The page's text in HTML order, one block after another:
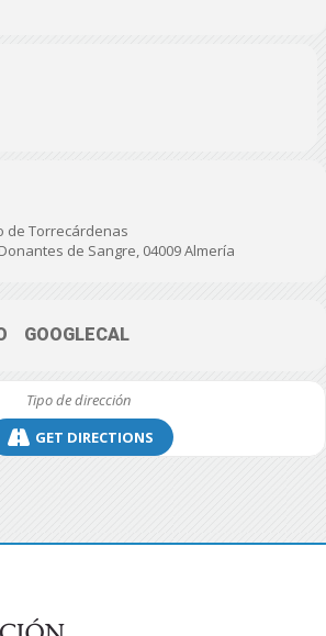
de Torrecárdenas
de Sangre, 04009 Almería
GOOGLECAL
GET DIRECTIONS